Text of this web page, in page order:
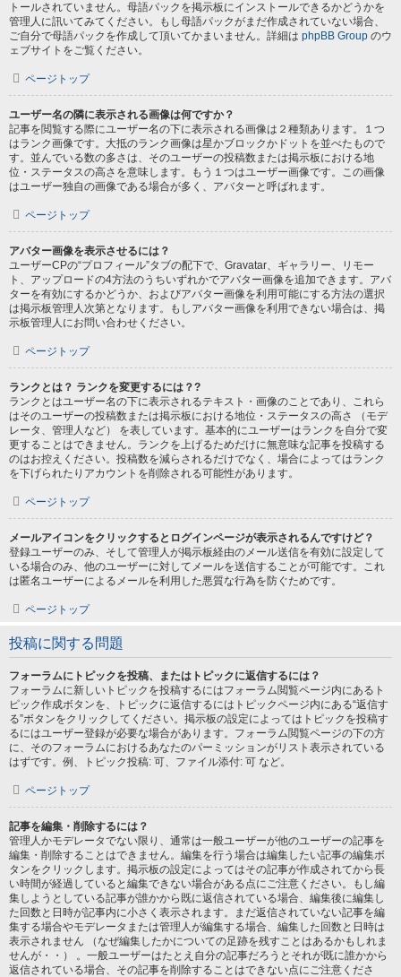
トールされていません。母語パックを掲示板にインストールできるかどうかを
管理人に訊いてみてください。もし母語パックがまだ作成されていない場合、
ご自分で母語パックを作成して頂いてかまいません。詳細は phpBB Group のウ
ェブサイトをご覧ください。
ページトップ
ユーザー名の隣に表示される画像は何ですか？
記事を閲覧する際にユーザー名の下に表示される画像は２種類あります。１つ
はランク画像です。大抵のランク画像は星かブロックかドットを並べたもので
す。並んでいる数の多さは、そのユーザーの投稿数または掲示板における地
位・ステータスの高さを意味します。もう１つはユーザー画像です。この画像
はユーザー独自の画像である場合が多く、アバターと呼ばれます。
ページトップ
アバター画像を表示させるには？
ユーザーCPの“プロフィール”タブの配下で、Gravatar、ギャラリー、リモー
ト、アップロードの4方法のうちいずれかでアバター画像を追加できます。アバ
ターを有効にするかどうか、およびアバター画像を利用可能にする方法の選択
は掲示板管理人次第となります。もしアバター画像を利用できない場合は、掲
示板管理人にお問い合わせください。
ページトップ
ランクとは？ ランクを変更するには？?
ランクとはユーザー名の下に表示されるテキスト・画像のことであり、これら
はそのユーザーの投稿数または掲示板における地位・ステータスの高さ （モデ
レータ、管理人など） を表しています。基本的にユーザーはランクを自分で変
更することはできません。ランクを上げるためだけに無意味な記事を投稿する
のはお控えください。投稿数を減らされるだけでなく、場合によってはランク
を下げられたりアカウントを削除される可能性があります。
ページトップ
メールアイコンをクリックするとログインページが表示されるんですけど？
登録ユーザーのみ、そして管理人が掲示板経由のメール送信を有効に設定して
いる場合のみ、他のユーザーに対してメールを送信することが可能です。これ
は匿名ユーザーによるメールを利用した悪質な行為を防ぐためです。
ページトップ
投稿に関する問題
フォーラムにトピックを投稿、またはトピックに返信するには？
フォーラムに新しいトピックを投稿するにはフォーラム閲覧ページ内にあるト
ピック作成ボタンを、トピックに返信するにはトピックページ内にある“返信す
る”ボタンをクリックしてください。掲示板の設定によってはトピックを投稿す
るにはユーザー登録が必要な場合があります。フォーラム閲覧ページの下の方
に、そのフォーラムにおけるあなたのパーミッションがリスト表示されている
はずです。例、トピック投稿: 可、ファイル添付: 可 など。
ページトップ
記事を編集・削除するには？
管理人かモデレータでない限り、通常は一般ユーザーが他のユーザーの記事を
編集・削除することはできません。編集を行う場合は編集したい記事の編集ボ
タンをクリックします。掲示板の設定によってはその記事が作成されてから長
い時間が経過していると編集できない場合がある点にご注意ください。もし編
集しようとしている記事が誰かから既に返信されている場合、編集後に編集し
た回数と日時が記事内に小さく表示されます。まだ返信されていない記事を編
集する場合やモデレータまたは管理人が編集する場合、編集した回数と日時は
表示されません （なぜ編集したかについての足跡を残すことはあるかもしれま
せんが・・） 。一般ユーザーはたとえ自分の記事だろうとそれが既に誰かから
返信されている場合、その記事を削除することはできない点にご注意くださ